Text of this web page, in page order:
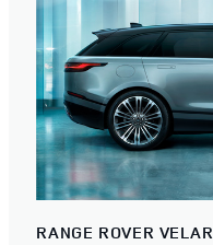
RANGE ROVER VELAR